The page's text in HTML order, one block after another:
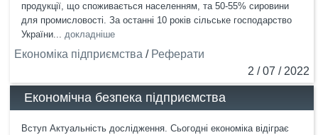
продукції, що споживається населенням, та 50-55% сировини
для промисловості. За останні 10 років сільське господарство
України... докладніше
Економіка підприємства / Реферати
2 / 07 / 2022
Економічна безпека підприємства
Вступ Актуальність дослідження. Сьогодні економіка відіграє